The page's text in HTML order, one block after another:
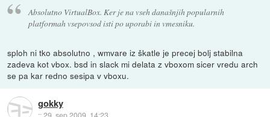
Absolutno VirtualBox. Ker je na vseh današnjih popularnih
platformah vsepovsod isti po uporabi in vmesniku.
sploh ni tko absolutno , wmvare iz škatle je precej bolj stabilna
zadeva kot vbox. bsd in slack mi delata z vboxom sicer vredu arch
se pa kar redno sesipa v vboxu.
gokky
::29. sep 2009, 14:23